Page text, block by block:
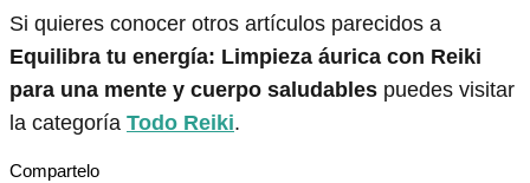
Si quieres conocer otros artículos parecidos a
Equilibra tu energía: Limpieza áurica con Reiki
para una mente y cuerpo saludables puedes visitar
la categoría Todo Reiki.
Compartelo